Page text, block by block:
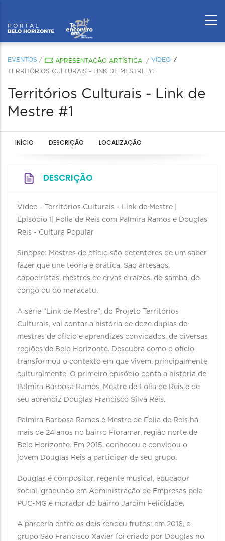
EVENTOS / APRESENTAÇÃO ARTÍSTICA / VÍDEO
TERRITÓRIOS CULTURAIS - LINK DE MESTRE #1
Territórios Culturais - Link de
Mestre #1
INÍCIO DESCRIÇÃO LOCALIZAÇÃO
DESCRIÇÃO
Vídeo - Territórios Culturais - Link de Mestre |
Episódio 1| Folia de Reis com Palmira Ramos e Douglas
Reis - Cultura Popular
Sinopse: Mestres de ofício são detentores de um saber
fazer que une teoria e prática. São artesãos,
capoeiristas, mestres de ervas e raízes, do samba, do
congo ou do maracatu.
A série “Link de Mestre”, do Projeto Territórios
Culturais, vai contar a história de doze duplas de
mestres de ofício e aprendizes convidados, de diversas
regiões de Belo Horizonte. Descubra como o ofício
transformou o contexto em que vivem, principalmente
culturalmente. O primeiro episódio conta a história de
Palmira Barbosa Ramos, Mestre de Folia de Reis e de
seu aprendiz Douglas Francisco Silva Reis.
Palmira Barbosa Ramos é Mestre de Folia de Reis há
mais de 24 anos no bairro Floramar, região norte de
Belo Horizonte. Em 2015, conheceu e convidou o
jovem Douglas Reis a participar de seu grupo.
Douglas é compositor, regente musical, educador
social, graduado em Administração de Empresas pela
PUC-MG e morador do bairro Jardim Felicidade.
A parceria entre os dois rendeu frutos: em 2016, o
grupo São Francisco Xavier foi criado por Douglas no